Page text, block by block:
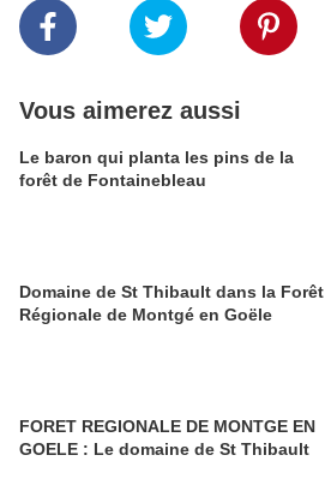
Vous aimerez aussi
Le baron qui planta les pins de la
forêt de Fontainebleau
Domaine de St Thibault dans la Forêt
Régionale de Montgé en Goële
FORET REGIONALE DE MONTGE EN
GOELE : Le domaine de St Thibault